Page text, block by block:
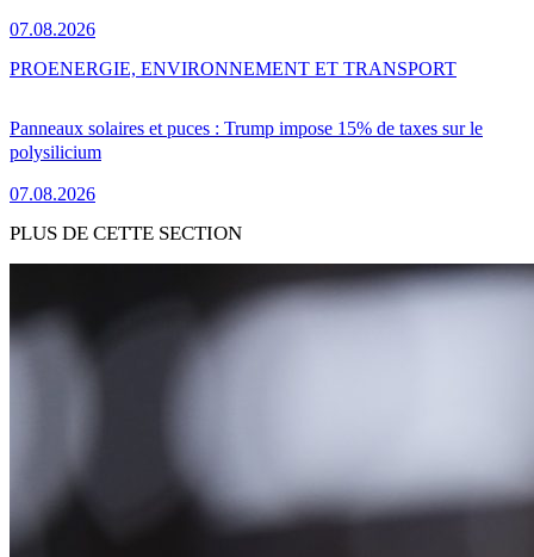
07.08.2026
Panneaux solaires et puces : Trump impose 15% de taxes sur le
polysilicium
07.08.2026
PROENERGIE, ENVIRONNEMENT ET TRANSPORT
PLUS DE CETTE SECTION